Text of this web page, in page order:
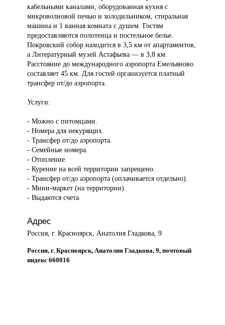
кабельными каналами, оборудованная кухня с
микроволновой печью и холодильником, стиральная
машина и 1 ванная комната с душем. Гостям
предоставляются полотенца и постельное белье.
Покровский собор находится в 3,5 км от апартаментов,
а Литературный музей Астафьева — в 3,8 км.
Расстояние до международного аэропорта Емельяново
составляет 45 км. Для гостей организуется платный
трансфер от/до аэропорта.
Услуги:
- Можно с питомцами.
- Номера для некурящих.
- Трансфер от/до аэропорта.
- Семейные номера.
- Отопление.
- Курение на всей территории запрещено.
- Трансфер от/до аэропорта (оплачивается отдельно).
- Мини-маркет (на территории).
- Выдаются счета.
Адрес
Россия, г. Красноярск, Анатолия Гладкова, 9
Россия, г. Красноярск, Анатолия Гладкова, 9, почтовый
индекс 660016